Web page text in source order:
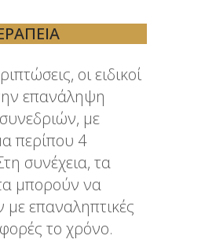
οι ειδικοί
επανάληψη
με
περίπου 4
συνέχεια, τα
μπορούν να
με επαναληπτικές
το χρόνο.